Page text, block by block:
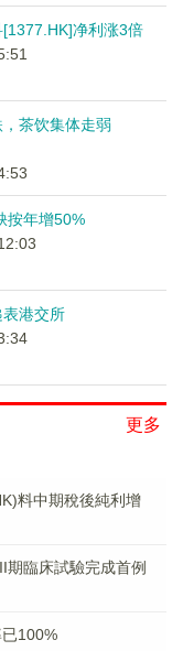
[1377.HK]净利涨3倍
，茶饮集体走弱
按年增50%
表港交所
更多
料中期稅後純利增
臨床試驗完成首例
100%